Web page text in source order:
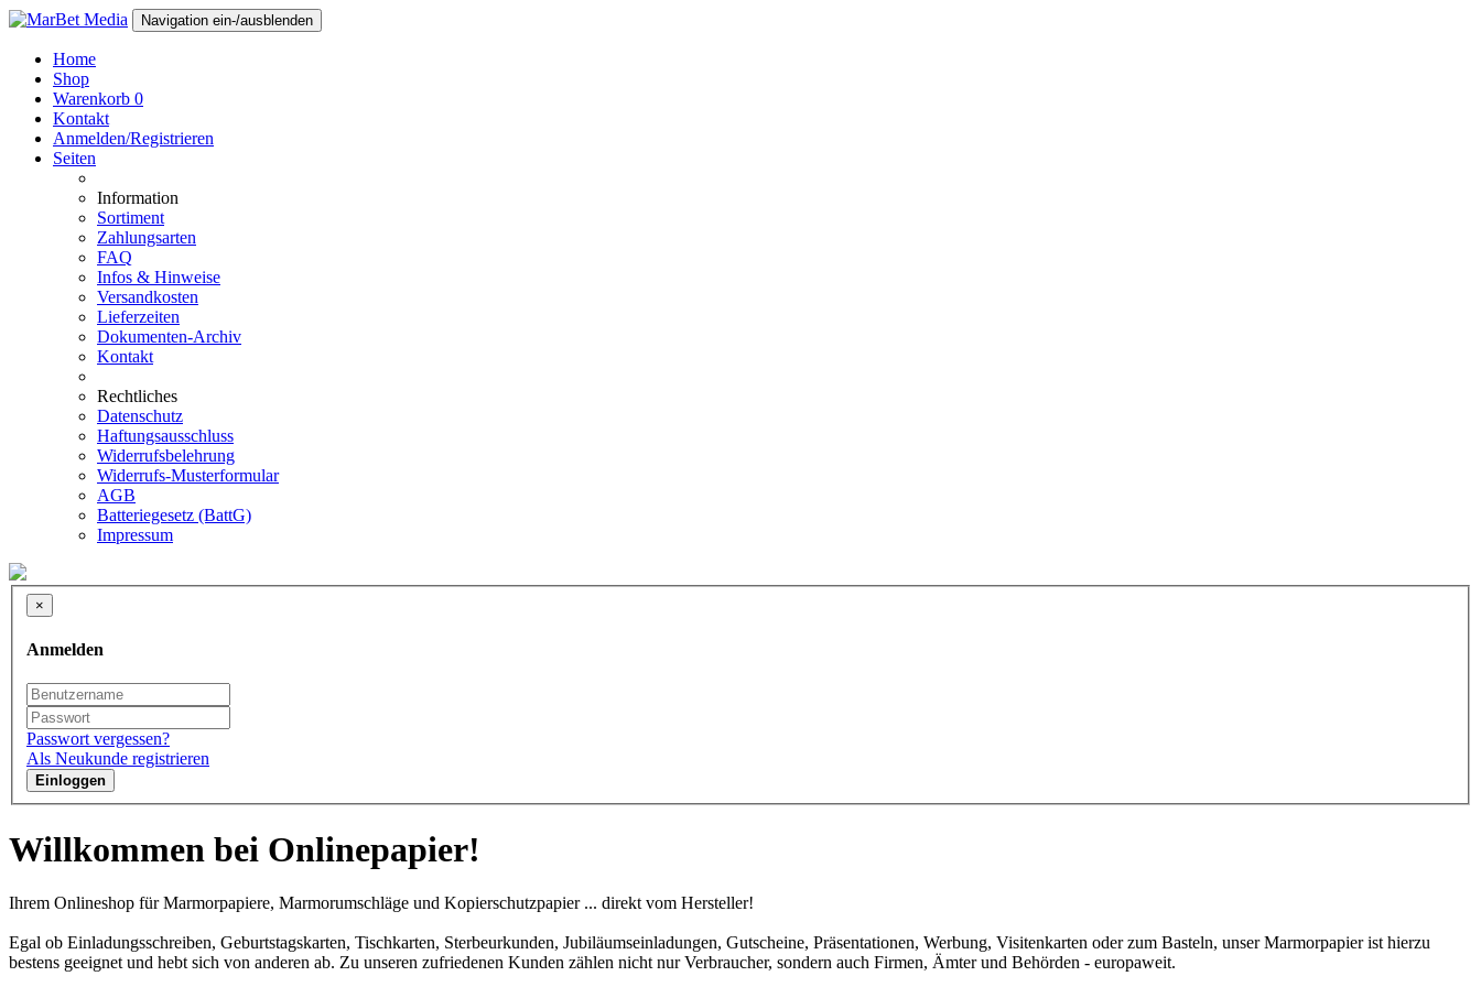
Navigation ein-/ausblenden
Home
Shop
Warenkorb 0
Kontakt
Anmelden/Registrieren
Seiten
Information
Sortiment
Zahlungsarten
FAQ
Infos & Hinweise
Versandkosten
Lieferzeiten
Dokumenten-Archiv
Kontakt
Rechtliches
Datenschutz
Haftungsausschluss
Widerrufsbelehrung
Widerrufs-Musterformular
AGB
Batteriegesetz (BattG)
Impressum
×
Anmelden
Passwort vergessen?
Als Neukunde registrieren
Einloggen
Willkommen bei Onlinepapier!
Ihrem Onlineshop für Marmorpapiere, Marmorumschläge und Kopierschutzpapier ... direkt vom Hersteller!
Egal ob Einladungsschreiben, Geburtstagskarten, Tischkarten, Sterbeurkunden, Jubiläumseinladungen, Gutscheine, Präsentationen, Werbung, Visitenkarten oder zum Basteln, unser Marmorpapier ist hierzu
bestens geeignet und hebt sich von anderen ab. Zu unseren zufriedenen Kunden zählen nicht nur Verbraucher, sondern auch Firmen, Ämter und Behörden - europaweit.